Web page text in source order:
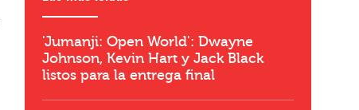
'Jumanji: Open World': Dwayne
Johnson, Kevin Hart y Jack Black
listos para la entrega final